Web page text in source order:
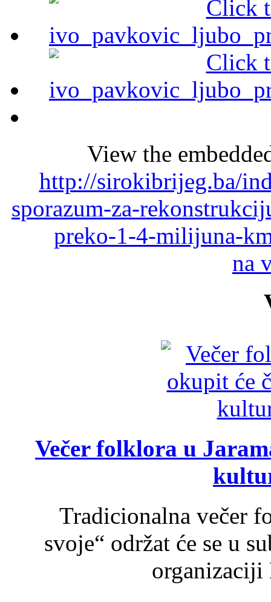
View the
http://sirokibrijeg.ba/
sporazum-za-
preko-1-4-milijuna-
na
Večer folklora u
Tradicionalna večer
svoje“ održat će se u
organizaciji